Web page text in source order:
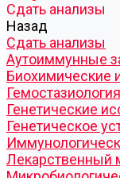
Cдать анализы
Назад
Cдать анализы
Аутоиммунные
Биохимические
Генетические
Генетическое
Лекарственный